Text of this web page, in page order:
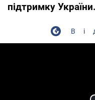
підтримку України.